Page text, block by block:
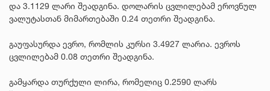
და 3.1129 ლარი შეადგინა. დოლარის ცვლილებამ ეროვნულ
ვალუტასთან მიმართებაში 0.24 თეთრი შეადგინა.
გაუფასურდა ევრო, რომლის კურსი 3.4927 ლარია. ევროს
ცვლილებამ 0.08 თეთრი შეადგინა.
გამყარდა თურქული ლირა, რომელიც 0.2590 ლარს